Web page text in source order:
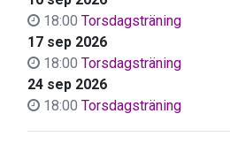
18:00 Torsdagsträning
17 sep 2026
18:00 Torsdagsträning
24 sep 2026
18:00 Torsdagsträning